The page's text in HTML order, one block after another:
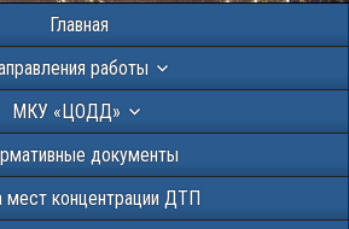
Главная
работы
МКУ «ЦОДД»
документы
мест концентрации ДТП